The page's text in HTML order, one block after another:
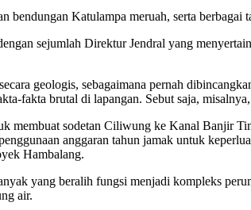
Katulampa meruah, serta berbagai
sejumlah Direktur Jendral yang
geologis, sebagaimana pernah
fakta brutal di lapangan. Sebut saja,
sodetan Ciliwung ke Kanal Banjir
anggaran tahun jamak untuk
Hambalang.
yang beralih fungsi menjadi kompleks
air.